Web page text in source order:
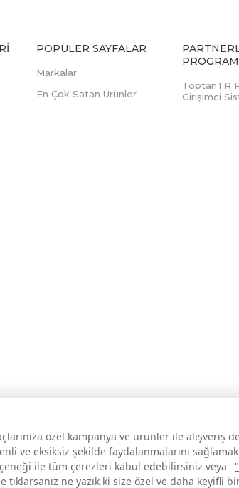
özel kampanya ve ürünler ile alışveriş
ve eksiksiz şekilde faydalanmalarını
ile tüm çerezleri kabul edebilirsiniz veya
tıklarsanız ne yazık ki size özel ve daha keyifli
POPÜLER SAYFALAR
Markalar
En Çok Satan Ürünler
ToptanTR
Girişimci